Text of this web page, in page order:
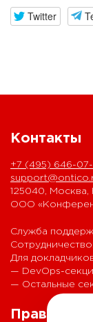
Twitter
Контакты
+7 (495) 646-
125040, Москва,
ООО
Служба
Сотрудничество:
Для
— DevOps-
— Остальные
Правовая